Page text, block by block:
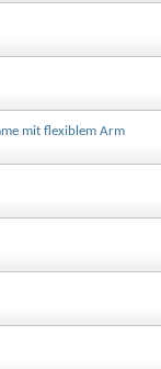
mit flexiblem Arm